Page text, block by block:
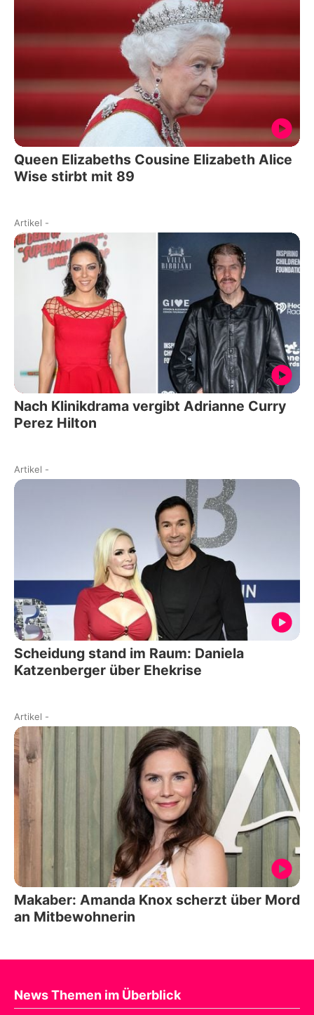
Queen Elizabeths Cousine Elizabeth Alice
Wise stirbt mit 89
Artikel -
Nach Klinikdrama vergibt Adrianne Curry
Perez Hilton
Artikel -
Scheidung stand im Raum: Daniela
Katzenberger über Ehekrise
Artikel -
Makaber: Amanda Knox scherzt über Mord
an Mitbewohnerin
News Themen im Überblick